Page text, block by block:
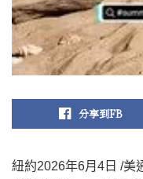
分享到FB
紐約2026年6月4日 /美